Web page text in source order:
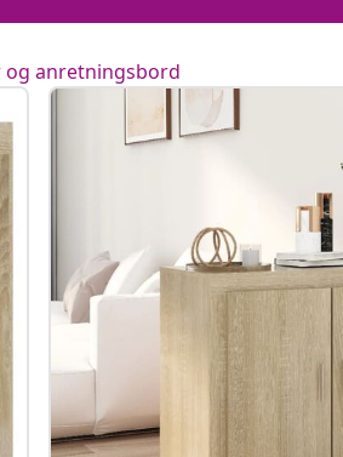
og anretningsbord